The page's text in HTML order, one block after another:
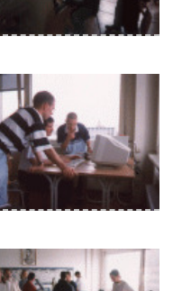
Mario mit pinguin
Der dritte rundblick